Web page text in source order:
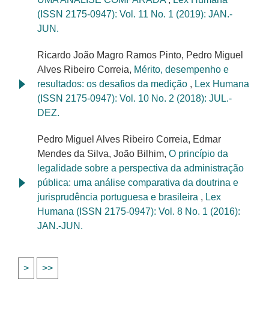
(ISSN 2175-0947): Vol. 11 No. 1 (2019): JAN.-
JUN.
Ricardo João Magro Ramos Pinto, Pedro Miguel
Alves Ribeiro Correia, Mérito, desempenho e
resultados: os desafios da medição , Lex Humana
(ISSN 2175-0947): Vol. 10 No. 2 (2018): JUL.-
DEZ.
Pedro Miguel Alves Ribeiro Correia, Edmar
Mendes da Silva, João Bilhim, O princípio da
legalidade sobre a perspectiva da administração
pública: uma análise comparativa da doutrina e
jurisprudência portuguesa e brasileira , Lex
Humana (ISSN 2175-0947): Vol. 8 No. 1 (2016):
JAN.-JUN.
> >>